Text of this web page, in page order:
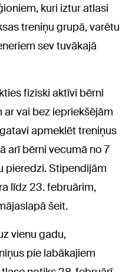
kuri iztur atlasi
treniņu grupā, varētu
sev tuvākajā
fiziski aktīvi bērni
vai bez iepriekšējām
apmeklēt treniņus
arī bērni vecumā no 7
pieredzi. Stipendijām
līdz 23. februārim,
šeit.
vienu gadu,
pie labākajiem